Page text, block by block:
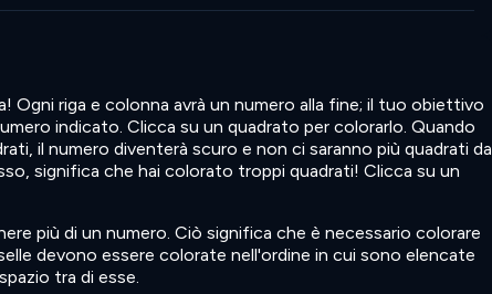
Ogni riga e colonna avrà un numero alla fine; il tuo obiettivo
indicato. Clicca su un quadrato per colorarlo. Quando
il numero diventerà scuro e non ci saranno più quadrati da
significa che hai colorato troppi quadrati! Clicca su un
più di un numero. Ciò significa che è necessario colorare
devono essere colorate nell'ordine in cui sono elencate
tra di esse.